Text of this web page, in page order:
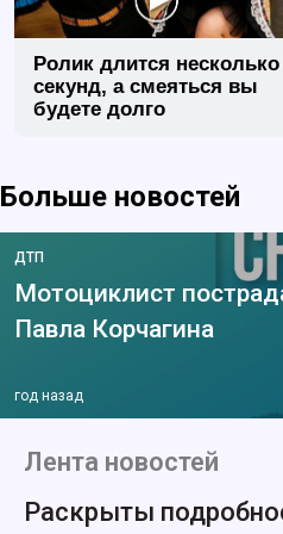
Ролик длится несколько
секунд, а смеяться вы
будете долго
Больше новостей
ДТП
Мотоциклист
Павла Корчагина
год назад
Лента новостей
Раскрыты